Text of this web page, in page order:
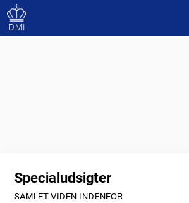
DMI
Specialudsigter
SAMLET VIDEN INDENFOR